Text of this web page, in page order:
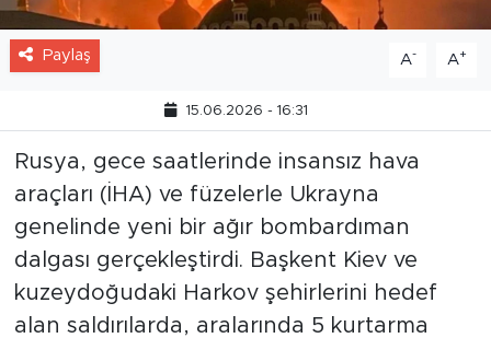
Paylaş A- A+
15.06.2026 - 16:31
Rusya, gece saatlerinde insansız hava
araçları (İHA) ve füzelerle Ukrayna
genelinde yeni bir ağır bombardıman
dalgası gerçekleştirdi. Başkent Kiev ve
kuzeydoğudaki Harkov şehirlerini hedef
alan saldırılarda, aralarında 5 kurtarma